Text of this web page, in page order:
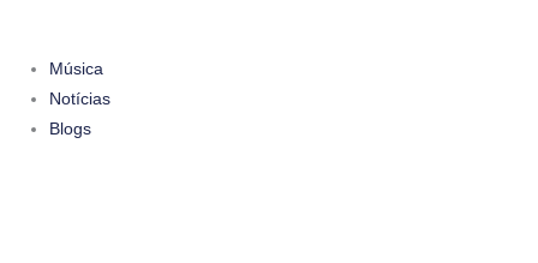
conteúdo
Música
Notícias
Blogs